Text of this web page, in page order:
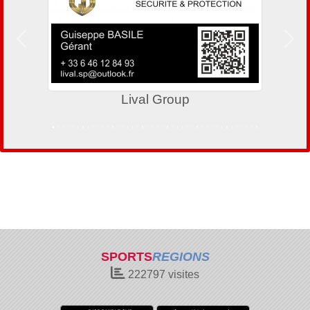
Lival Group
Précedent
SPORTSREGIONS
222797 visites